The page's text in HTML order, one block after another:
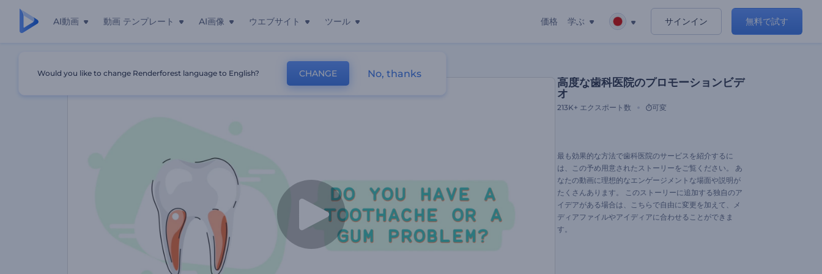
AI動画 動画 テンプレート AI画像 ウエブサイト ツール 価格 学ぶ サインイン 無料で試す
高度な歯科医院のプロモーションビデ
オ
213K+ エクスポート数 可変
最も効果的な方法で歯科医院のサービスを紹介するに
は、この予め用意されたストーリーをご覧ください。 あ
なたの動画に理想的なエンゲージメントな場面や説明が
たくさんあります。 このストーリーに追加する独自のア
イデアがある場合は、こちらで自由に変更を加えて、メ
ディアファイルやアイディアに合わせることができま
す。
Would you like to change Renderforest language to English? CHANGE No, thanks